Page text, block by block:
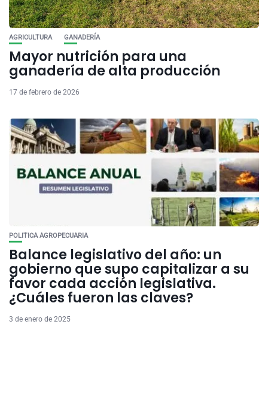
AGRICULTURA GANADERÍA
Mayor nutrición para una
ganadería de alta producción
17 de febrero de 2026
POLITICA AGROPECUARIA
Balance legislativo del año: un
gobierno que supo capitalizar a su
favor cada acción legislativa.
¿Cuáles fueron las claves?
3 de enero de 2025